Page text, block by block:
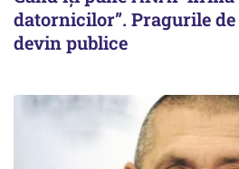
datornicilor”. Pragurile
devin publice